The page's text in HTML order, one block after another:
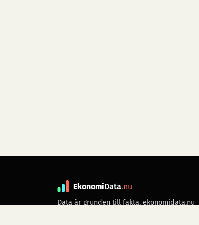
EkonomiData.nu
Data är grunden till fakta. ekonomidata.nu